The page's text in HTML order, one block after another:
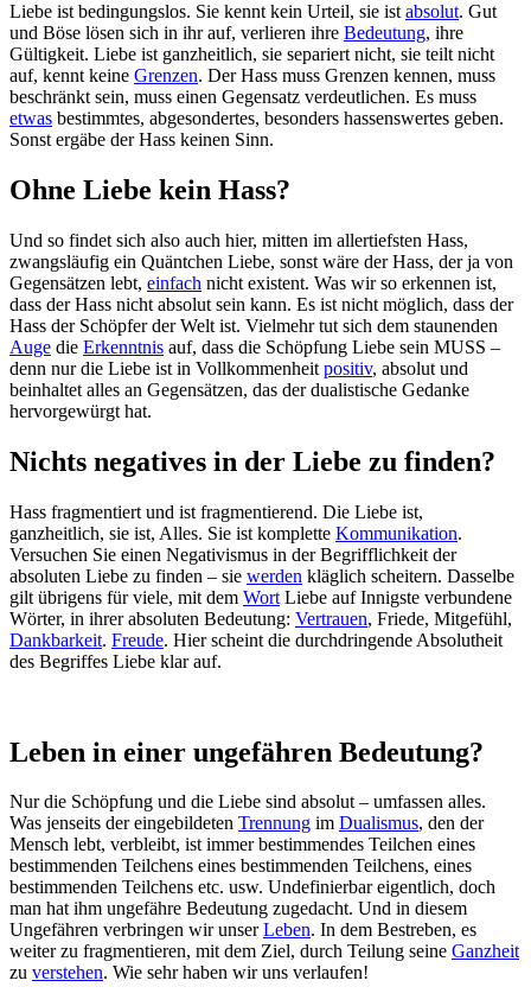
Liebe ist bedingungslos. Sie kennt kein Urteil, sie ist absolut. Gut
und Böse lösen sich in ihr auf, verlieren ihre Bedeutung, ihre
Gültigkeit. Liebe ist ganzheitlich, sie separiert nicht, sie teilt nicht
auf, kennt keine Grenzen. Der Hass muss Grenzen kennen, muss
beschränkt sein, muss einen Gegensatz verdeutlichen. Es muss
etwas bestimmtes, abgesondertes, besonders hassenswertes geben.
Sonst ergäbe der Hass keinen Sinn.
Ohne Liebe kein Hass?
Und so findet sich also auch hier, mitten im allertiefsten Hass,
zwangsläufig ein Quäntchen Liebe, sonst wäre der Hass, der ja von
Gegensätzen lebt, einfach nicht existent. Was wir so erkennen ist,
dass der Hass nicht absolut sein kann. Es ist nicht möglich, dass der
Hass der Schöpfer der Welt ist. Vielmehr tut sich dem staunenden
Auge die Erkenntnis auf, dass die Schöpfung Liebe sein MUSS –
denn nur die Liebe ist in Vollkommenheit positiv, absolut und
beinhaltet alles an Gegensätzen, das der dualistische Gedanke
hervorgewürgt hat.
Nichts negatives in der Liebe zu finden?
Hass fragmentiert und ist fragmentierend. Die Liebe ist,
ganzheitlich, sie ist, Alles. Sie ist komplette Kommunikation.
Versuchen Sie einen Negativismus in der Begrifflichkeit der
absoluten Liebe zu finden – sie werden kläglich scheitern. Dasselbe
gilt übrigens für viele, mit dem Wort Liebe auf Innigste verbundene
Wörter, in ihrer absoluten Bedeutung: Vertrauen, Friede, Mitgefühl,
Dankbarkeit. Freude. Hier scheint die durchdringende Absolutheit
des Begriffes Liebe klar auf.
Leben in einer ungefähren Bedeutung?
Nur die Schöpfung und die Liebe sind absolut – umfassen alles.
Was jenseits der eingebildeten Trennung im Dualismus, den der
Mensch lebt, verbleibt, ist immer bestimmendes Teilchen eines
bestimmenden Teilchens eines bestimmenden Teilchens, eines
bestimmenden Teilchens etc. usw. Undefinierbar eigentlich, doch
man hat ihm ungefähre Bedeutung zugedacht. Und in diesem
Ungefähren verbringen wir unserLeben. In dem Bestreben, es
weiter zu fragmentieren, mit dem Ziel, durch Teilung seine Ganzheit
zu verstehen. Wie sehr haben wir uns verlaufen!